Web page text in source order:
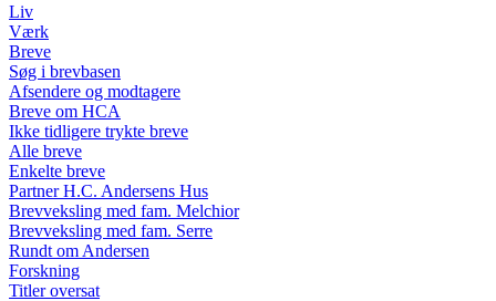
Liv
Værk
Breve
Søg i brevbasen
Afsendere og modtagere
Breve om HCA
Ikke tidligere trykte breve
Alle breve
Enkelte breve
Partner H.C. Andersens Hus
Brevveksling med fam. Melchior
Brevveksling med fam. Serre
Rundt om Andersen
Forskning
Titler oversat